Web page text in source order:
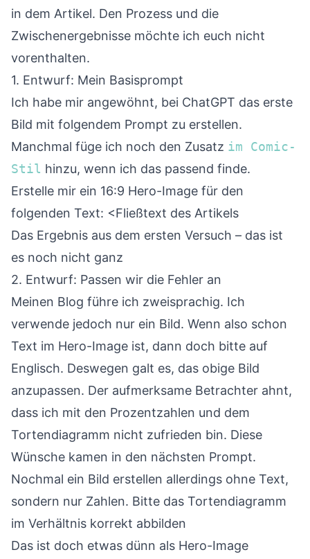
in dem Artikel. Den Prozess und die
Zwischenergebnisse möchte ich euch nicht
vorenthalten.
1. Entwurf: Mein Basisprompt
Ich habe mir angewöhnt, bei ChatGPT das erste
Bild mit folgendem Prompt zu erstellen.
Manchmal füge ich noch den Zusatz im Comic-
Stil hinzu, wenn ich das passend finde.
Erstelle mir ein 16:9 Hero-Image für den
folgenden Text: <Fließtext des Artikels
Das Ergebnis aus dem ersten Versuch – das ist
es noch nicht ganz
2. Entwurf: Passen wir die Fehler an
Meinen Blog führe ich zweisprachig. Ich
verwende jedoch nur ein Bild. Wenn also schon
Text im Hero-Image ist, dann doch bitte auf
Englisch. Deswegen galt es, das obige Bild
anzupassen. Der aufmerksame Betrachter ahnt,
dass ich mit den Prozentzahlen und dem
Tortendiagramm nicht zufrieden bin. Diese
Wünsche kamen in den nächsten Prompt.
Nochmal ein Bild erstellen allerdings ohne Text,
sondern nur Zahlen. Bitte das Tortendiagramm
im Verhältnis korrekt abbilden
Das ist doch etwas dünn als Hero-Image